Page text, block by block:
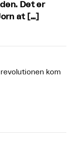
Det er
at […]
kom